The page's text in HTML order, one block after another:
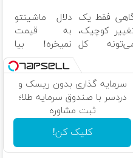
فقط یک
کوچیک،
کل
تغییر
طبیعی
دلال ماشینتو
به قیمت
نمیخره! بیا
اینجا به قیمت
بفروش*فقط
خریدار واقعی*
سرمایه گذاری بدون ریسک و
دردسر با صندوق سرمایه طلا؛
ثبت مشاوره
کلیک کن!